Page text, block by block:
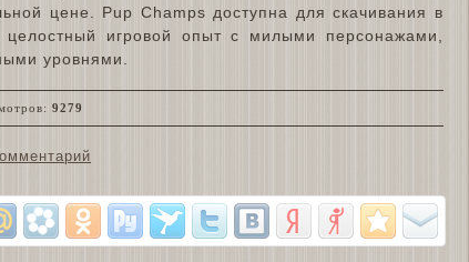
цене. Pup Champs доступна для скачивания в
игровой опыт с милыми персонажами,
уровнями.
9279